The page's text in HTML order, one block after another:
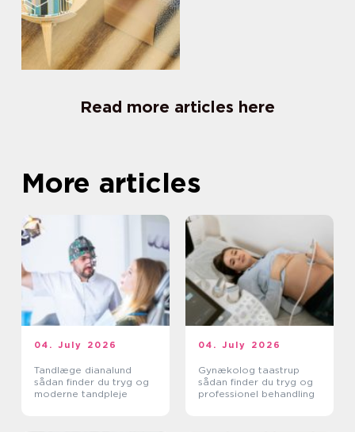
Read more articles here
More articles
04. July 2026
Tandlæge dianalund
sådan finder du tryg og
moderne tandpleje
04. July 2026
Gynækolog taastrup
sådan finder du tryg og
professionel behandling